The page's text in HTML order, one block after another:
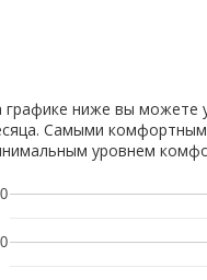
графике ниже вы можете
Самыми
уровнем